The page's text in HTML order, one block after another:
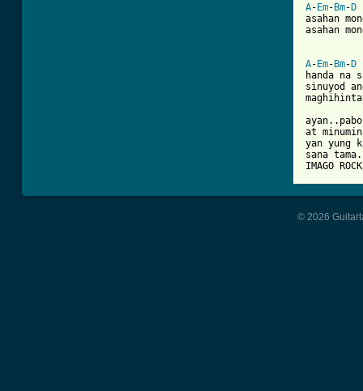
A- Em- Bm- D
asahan
asahan
A- Em- Bm- D
handa na
sinuyod
at
yan yung
sana
IMAGO
© 2026